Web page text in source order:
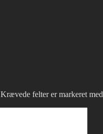
Krævede felter er markeret med